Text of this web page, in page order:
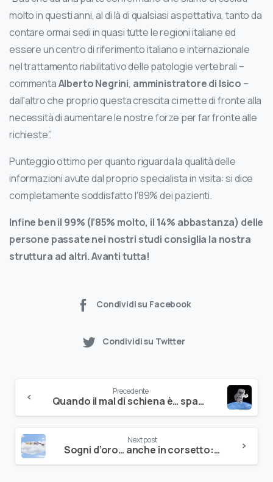
molto in questi anni, al di là di qualsiasi aspettativa, tanto da
contare ormai sedi in quasi tutte le regioni italiane ed
essere un centro di riferimento italiano e internazionale
nel trattamento riabilitativo delle patologie vertebrali –
commentaAlberto Negrini, amministratore di Isico –
dall'altro che proprio questa crescita ci mette di fronte alla
necessità di aumentare le nostre forze per far fronte alle
richieste”.
Punteggio ottimo per quanto riguarda la qualità delle
informazioni avute dal proprio specialista in visita: si dice
completamente soddisfatto l'89% dei pazienti.
Infine ben il 99% (l’85% molto, il 14% abbastanza) delle
persone passate nei nostri studi consiglia la nostra
struttura ad altri. Avanti tutta!
Condividi su Facebook
Condividi su Twitter
Precedente
Quando il mal di schiena è… spaziale!
Next post
Sogni d’oro… anche in corsetto: lo dice un nuovo studio di Isico